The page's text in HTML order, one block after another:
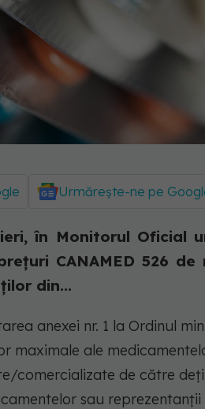
Urmărește-ne pe
în Monitorul Oficial
CANAMED 526 de
din...
anexei nr. 1 la Ordinul
maximale ale
comercializate de către
sau reprezentanții